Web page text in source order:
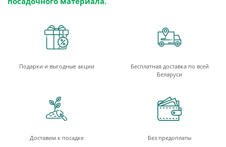
Подарки и выгодные акции
Бесплатная доставка по всей
Беларуси
Доставим к посадке Без предоплаты